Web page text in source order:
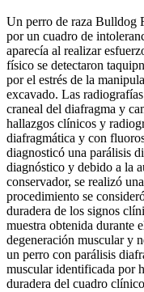
Un perro de raza Bulldog
por un cuadro de
aparecía al realizar
físico se detectaron
por el estrés de la
excavado. Las
craneal del diafragma y
hallazgos clínicos y
diafragmática y con
diagnosticó una parálisis
diagnóstico y debido a la
conservador, se realizó
procedimiento se
duradera de los signos
muestra obtenida durante
degeneración muscular y
un perro con parálisis
muscular identificada por
duradera del cuadro